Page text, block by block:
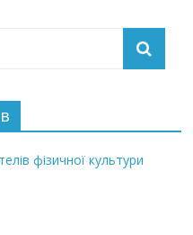
фізичної культури